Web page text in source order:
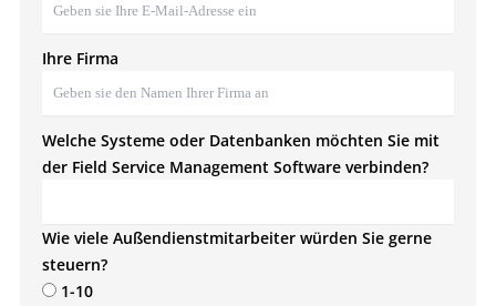
Ihre Firma
Welche Systeme oder Datenbanken möchten Sie mit
der Field Service Management Software verbinden?
Wie viele Außendienstmitarbeiter würden Sie gerne
steuern?
1-10